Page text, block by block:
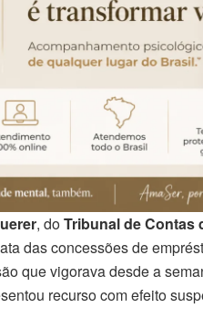
, doTribunal de Contas
das concessões de
que vigorava desde a
recurso com efeito